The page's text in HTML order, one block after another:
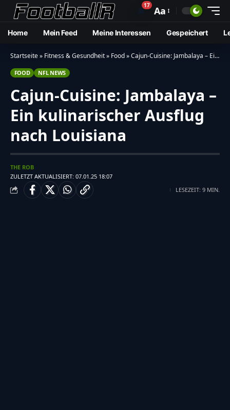
🔔17 Aa
Home Mein Feed Meine Interessen Gespeichert
Startseite» Fitness & Gesundheit» Food»Cajun-Cuisine: Jambalaya – Ein kulinarischer Ausflug nach Louisiana
FOOD NFL NEWS
Cajun-Cuisine: Jambalaya –
Ein kulinarischer Ausflug
nach Louisiana
ZULETZT AKTUALISIERT: 07.01.25 18:07
THE ROB
LESEZEIT: 9 MIN.